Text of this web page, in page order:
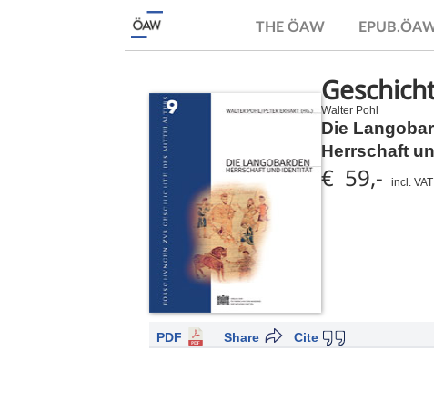
THE ÖAW
Walter Pohl
Die
Herrschaft
€ 59,- incl. VAT
PDF Cite
Share